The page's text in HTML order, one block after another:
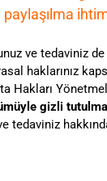
ve tedaviniz
haklarınız
Hakları
gizli
tedaviniz